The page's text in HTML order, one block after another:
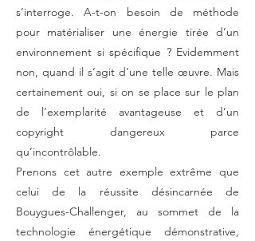
s’interroge. A-t-on besoin de méthode
pour matérialiser une énergie tirée d’un
environnement si spécifique ? Evidemment
non, quand il s’agit d’une telle œuvre. Mais
certainement oui, si on se place sur le plan
de l’exemplarité avantageuse et d’un
copyright dangereux parce
qu’incontrôlable.
Prenons cet autre exemple extrême que
celui de la réussite désincarnée de
Bouygues-Challenger, au sommet de la
technologie énergétique démonstrative,